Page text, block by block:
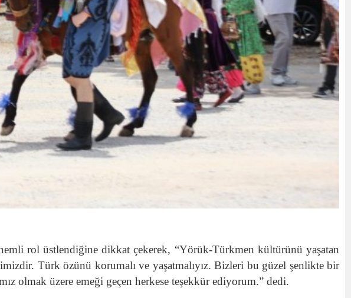
rol üstlendiğine dikkat çekerek, “Yörük-Türkmen kültürünü yaşatan
Türk özünü korumalı ve yaşatmalıyız. Bizleri bu güzel şenlikte bir
olmak üzere emeği geçen herkese teşekkür ediyorum.” dedi.